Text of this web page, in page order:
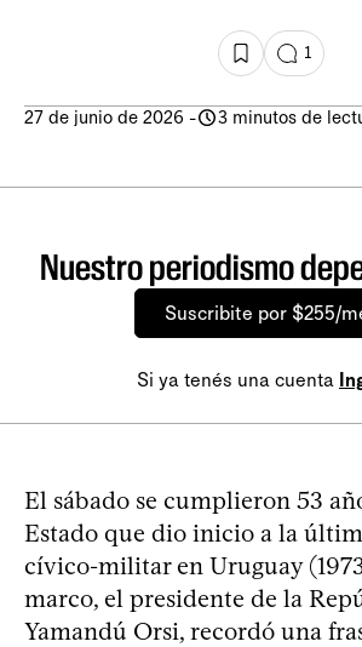
1
27 de junio de 2026 - 3 minutos de
Nuestro periodismo
Suscribite por $255/
Si ya tenés una cuenta
El sábado se cumplieron 53
Estado que dio inicio a la
cívico-militar en Uruguay
marco, el presidente de la
Yamandú Orsi, recordó una